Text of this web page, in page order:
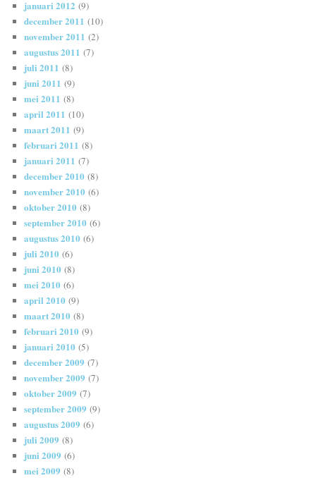
januari 2012 (9)
december 2011 (10)
november 2011 (2)
augustus 2011 (7)
juli 2011 (8)
juni 2011 (9)
mei 2011 (8)
april 2011 (10)
maart 2011 (9)
februari 2011 (8)
januari 2011 (7)
december 2010 (8)
november 2010 (6)
oktober 2010 (8)
september 2010 (6)
augustus 2010 (6)
juli 2010 (6)
juni 2010 (8)
mei 2010 (6)
april 2010 (9)
maart 2010 (8)
februari 2010 (9)
januari 2010 (5)
december 2009 (7)
november 2009 (7)
oktober 2009 (7)
september 2009 (9)
augustus 2009 (6)
juli 2009 (8)
juni 2009 (6)
mei 2009 (8)